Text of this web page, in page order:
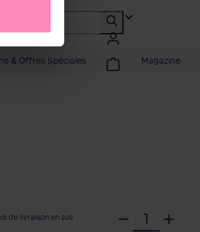
& Offres Spéciales Magazine
de livraison en sus